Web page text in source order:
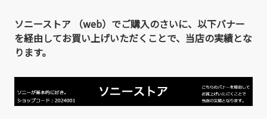
ソニーストア （web）でご購入のさいに、以下バナー
を経由してお買い上げいただくことで、当店の実績とな
ります。